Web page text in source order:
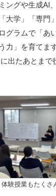
ングや生成AI
大学」「専門
グラムで「あ
力」を育てま
出たあとまで
体験授業もたくさ